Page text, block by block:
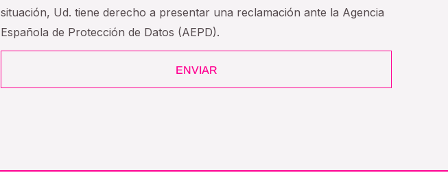
situación, Ud. tiene derecho a presentar una reclamación ante la Agencia
Española de Protección de Datos (AEPD).
ENVIAR